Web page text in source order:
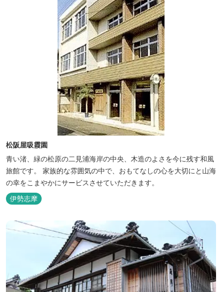
松阪屋吸霞園
青い渚、緑の松原の二見浦海岸の中央、木造のよさを今に残す和風
旅館です。 家族的な雰囲気の中で、おもてなしの心を大切にと山海
の幸をこまやかにサービスさせていただきます。
伊勢志摩